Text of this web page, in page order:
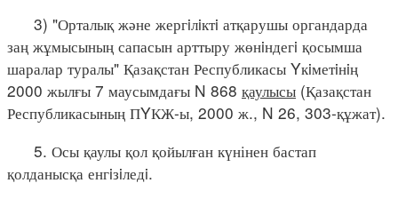
3) "Орталық және жергiлiктi атқарушы органдарда
заң жұмысының сапасын арттыру жөнiндегi қосымша
шаралар туралы" Қазақстан Республикасы Yкiметiнiң
2000 жылғы 7 маусымдағы N 868 қаулысы (Қазақстан
Республикасының ПYКЖ-ы, 2000 ж., N 26, 303-құжат).
5. Осы қаулы қол қойылған күнінен бастап
қолданысқа енгiзiледi.